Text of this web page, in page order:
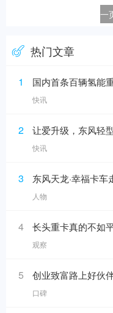
一
热门文章
1 国内首条百辆氢能重卡示
快讯
2 让爱升级，东风轻
快讯
3 东风天龙·幸福卡车走进
人物
4 长头重卡真的不如
观察
5 创业致富路上好伙
口碑